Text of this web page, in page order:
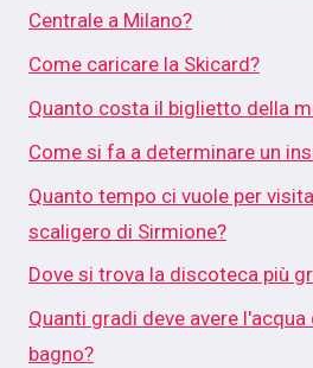
Centrale a Milano?
Come caricare la Skicard?
Quanto costa il biglietto della
Come si fa a determinare un
Quanto tempo ci vuole per
scaligero di Sirmione?
Dove si trova la discoteca più
Quanti gradi deve avere
bagno?